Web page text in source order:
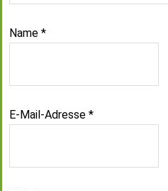
Name *
E-Mail-Adresse *